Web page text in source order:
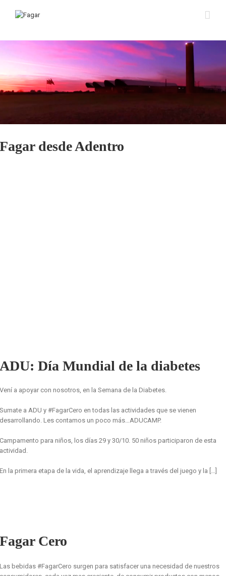
Fagar desde Adentro
ADU: Día Mundial de la diabetes
Vení a apoyar con nosotros, en la Semana de la Diabetes.
Sumate a ADU y #FagarCero en todas las actividades que se vienen
desarrollando. Les contamos un poco más…ADUCAMP.
Campamento para niños, los días 29 y 30/10. 50 niños participaron de esta
actividad.
En la primera etapa de la vida, el aprendizaje llega a través del juego y la […]
Fagar Cero
Las bebidas #FagarCero surgen para satisfacer una necesidad de nuestros